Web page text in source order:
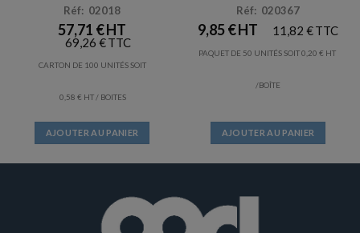
Réf: 02018
57,71 €
69,26 €
CARTON DE 100 UNITÉS SOIT
0,58 € / BOITES
AJOUTER AU PANIER
Réf: 020367
9,85€ 11,82 €
PAQUET DE 50 UNITÉS SOIT0,20 €
/BOÎTE
AJOUTER AU PANIER